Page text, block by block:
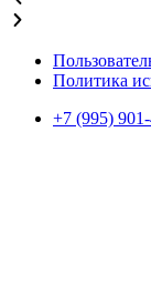
Политика
+7 (995)